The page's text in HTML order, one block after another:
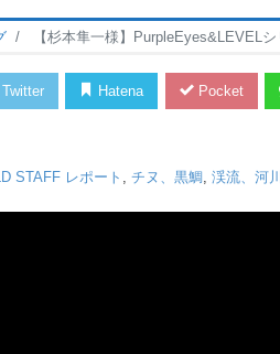
【杉本隼一様】PurpleEyes&LEVEL
Twitter Hatena Pocket
STAFF レポート チヌ、黒鯛 渓流、河